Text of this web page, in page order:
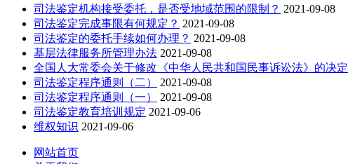
司法鉴定机构接受委托，是否受地域范围的限制？ 2021-09-08
司法鉴定完成事限有何规定？ 2021-09-08
司法鉴定的委托手续如何办理？ 2021-09-08
基层法律服务所管理办法 2021-09-08
全国人大常委会关于修改《中华人民共和国民事诉讼法》的决定
司法鉴定程序通则（二）
2021-09-08
司法鉴定程序通则（一）
2021-09-08
司法鉴定教育培训规定 2021-09-06
维权知识 2021-09-06
网站首页